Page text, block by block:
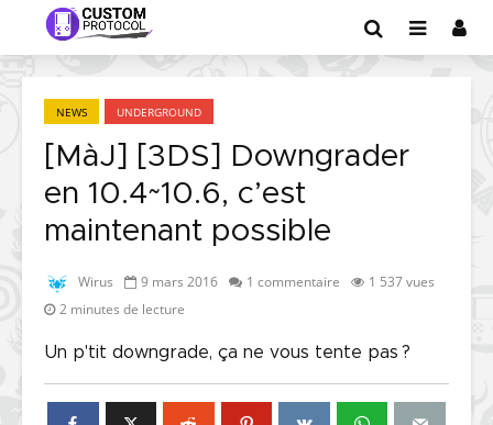
NEWS UNDERGROUND
[MàJ] [3DS] Downgrader
en 10.4~10.6, c’est
maintenant possible
Wirus 9 mars 2016 1 commentaire
1 537 vues
2 minutes de lecture
Un p'tit downgrade, ça ne vous tente pas ?